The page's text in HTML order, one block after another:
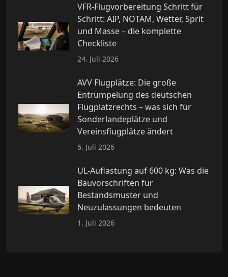
VFR-Flugvorbereitung Schritt für
Schritt: AIP, NOTAM, Wetter, Sprit
und Masse – die komplette
Checkliste
24. Juli 2026
AVV Flugplätze: Die große
Entrümpelung des deutschen
Flugplatzrechts – was sich für
Sonderlandeplätze und
Vereinsflugplätze ändert
6. Juli 2026
UL-Auflastung auf 600 kg: Was die
Bauvorschriften für
Bestandsmuster und
Neuzulassungen bedeuten
1. Juli 2026